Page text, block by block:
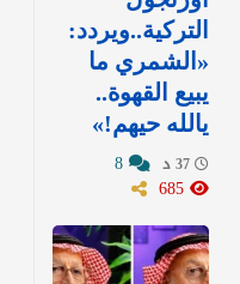
التركية..ويردد:
«الشمري ما
يبيع القهوة..
يالله حيهم!»